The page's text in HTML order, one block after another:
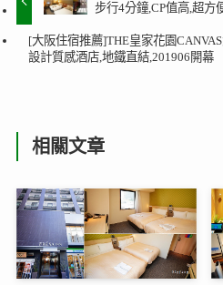
步行4分鐘,CP值高,超方
[大阪住宿推薦]THE皇家花園
設計質感酒店,地鐵直結,201906開幕
相關文章